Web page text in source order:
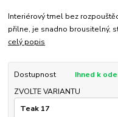
Interiérový tmel bez
přilne, je snadno brousitelný,
celý popis
Dostupnost
Ihned k
ZVOLTE VARIANTU